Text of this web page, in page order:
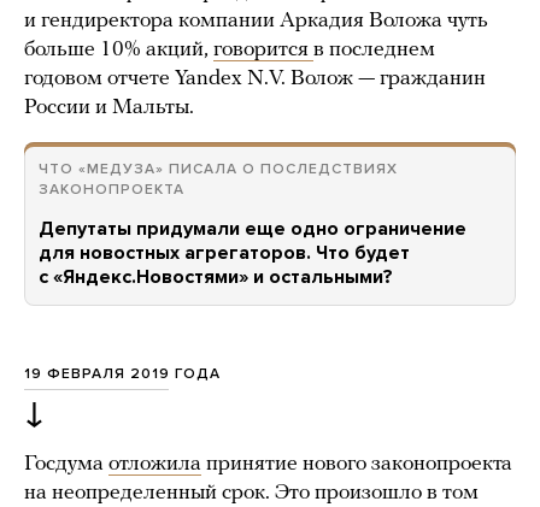
и гендиректора компании Аркадия Воложа чуть
больше 10% акций, говорится в последнем
годовом отчете Yandex N.V. Волож — гражданин
России и Мальты.
ЧТО «МЕДУЗА» ПИСАЛА О ПОСЛЕДСТВИЯХ
ЗАКОНОПРОЕКТА
Депутаты придумали еще одно ограничение
для новостных агрегаторов. Что будет
с «Яндекс.Новостями» и остальными?
19 ФЕВРАЛЯ 2019 ГОДА
↓
Госдума отложила принятие нового законопроекта
на неопределенный срок. Это произошло в том